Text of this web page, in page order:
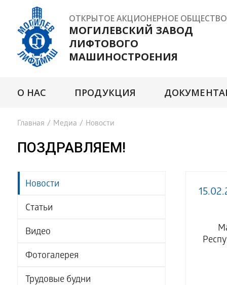
ОТКРЫТОЕ АКЦИОНЕРНОЕ ОБЩЕСТВО
МОГИЛЕВСКИЙ ЗАВОД
ЛИФТОВОГО
МАШИНОСТРОЕНИЯ
О НАС ПРОДУКЦИЯ
Главная / Медиа / Новости
ПОЗДРАВЛЯЕМ!
Новости
Статьи
Видео
Фотогалерея
Трудовые будни